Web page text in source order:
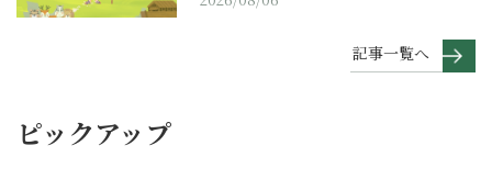
記事一覧へ
ピックアップ